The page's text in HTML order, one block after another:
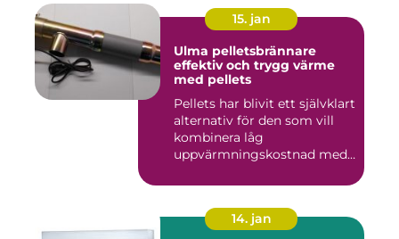
15. jan
Ulma pelletsbrännare
effektiv och trygg värme
med pellets
Pellets har blivit ett självklart
alternativ för den som vill
kombinera låg
uppvärmningskostnad med
14. jan